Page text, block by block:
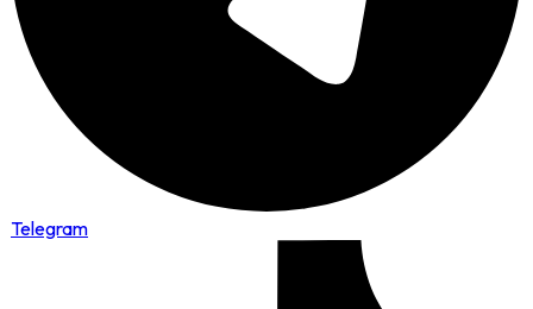
Telegram